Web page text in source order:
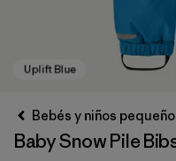
Bebés y niños
Baby Snow Pile